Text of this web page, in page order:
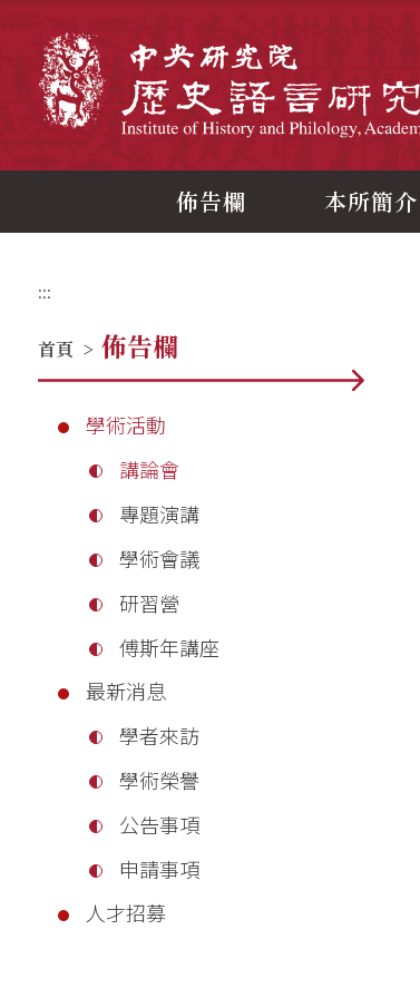
佈告欄 本所簡介
:::
首頁 > 佈告欄
學術活動
講論會
專題演講
學術會議
研習營
傅斯年講座
最新消息
學者來訪
學術榮譽
公告事項
申請事項
人才招募